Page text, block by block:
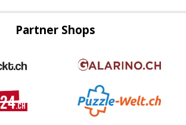
Partner Shops